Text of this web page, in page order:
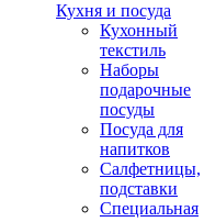
Кухня и посуда
Кухонный
текстиль
Наборы
подарочные
посуды
Посуда для
напитков
Салфетницы,
подставки
Специальная